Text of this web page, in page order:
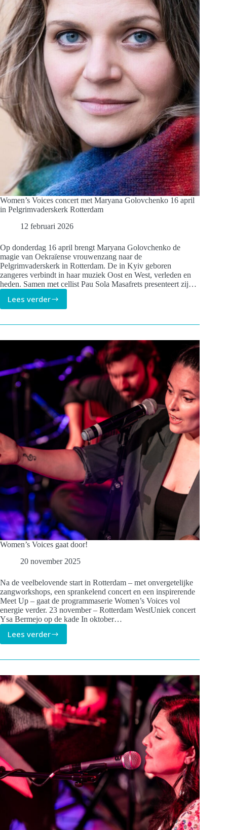
Voices
in
Den
Haag
en
Utrecht
Women’s Voices concert met Maryana Golovchenko 16 april
in Pelgrimvaderskerk Rotterdam
12 februari 2026
Op donderdag 16 april brengt Maryana Golovchenko de
magie van Oekraïense vrouwenzang naar de
Pelgrimvaderskerk in Rotterdam. De in Kyiv geboren
zangeres verbindt in haar muziek Oost en West, verleden en
heden. Samen met cellist Pau Sola Masafrets presenteert zij…
Lees verder
Women’s
concert
Golovchenko
16
Pelgrimvaderskerk
Rotterdam
Women’s Voices gaat door!
20 november 2025
Na de veelbelovende start in Rotterdam – met onvergetelijke
zangworkshops, een sprankelend concert en een inspirerende
Meet Up – gaat de programmaserie Women’s Voices vol
energie verder. 23 november – Rotterdam WestUniek concert
Ysa Bermejo op de kade In oktober…
Lees verder
Women’s
gaat